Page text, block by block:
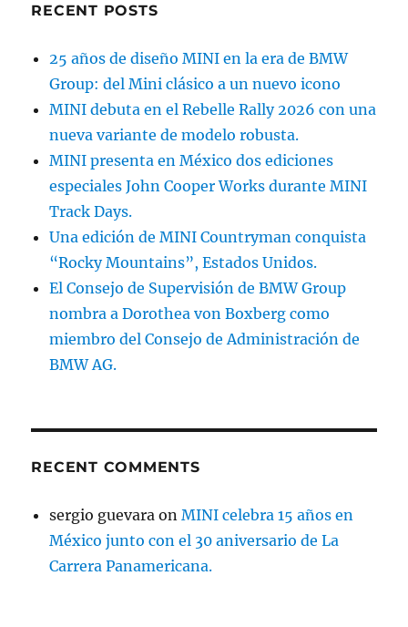
RECENT POSTS
25 años de diseño MINI en la era de BMW
Group: del Mini clásico a un nuevo icono
MINI debuta en el Rebelle Rally 2026 con una
nueva variante de modelo robusta.
MINI presenta en México dos ediciones
especiales John Cooper Works durante MINI
Track Days.
Una edición de MINI Countryman conquista
“Rocky Mountains”, Estados Unidos.
El Consejo de Supervisión de BMW Group
nombra a Dorothea von Boxberg como
miembro del Consejo de Administración de
BMW AG.
RECENT COMMENTS
sergio guevara onMINI celebra 15 años en
México junto con el 30 aniversario de La
Carrera Panamericana.